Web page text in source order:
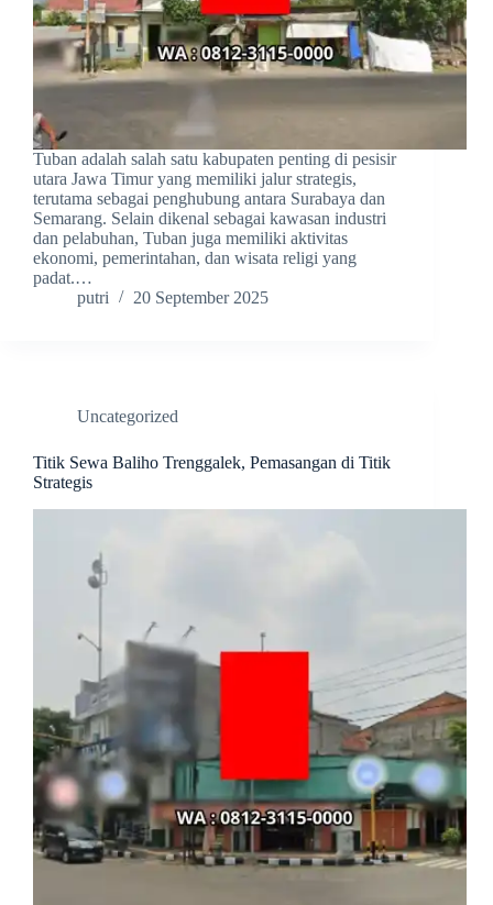
Tuban adalah salah satu kabupaten penting di pesisir
utara Jawa Timur yang memiliki jalur strategis,
terutama sebagai penghubung antara Surabaya dan
Semarang. Selain dikenal sebagai kawasan industri
dan pelabuhan, Tuban juga memiliki aktivitas
ekonomi, pemerintahan, dan wisata religi yang
padat.…
putri
20 September 2025
Uncategorized
Titik Sewa Baliho Trenggalek, Pemasangan di Titik
Strategis